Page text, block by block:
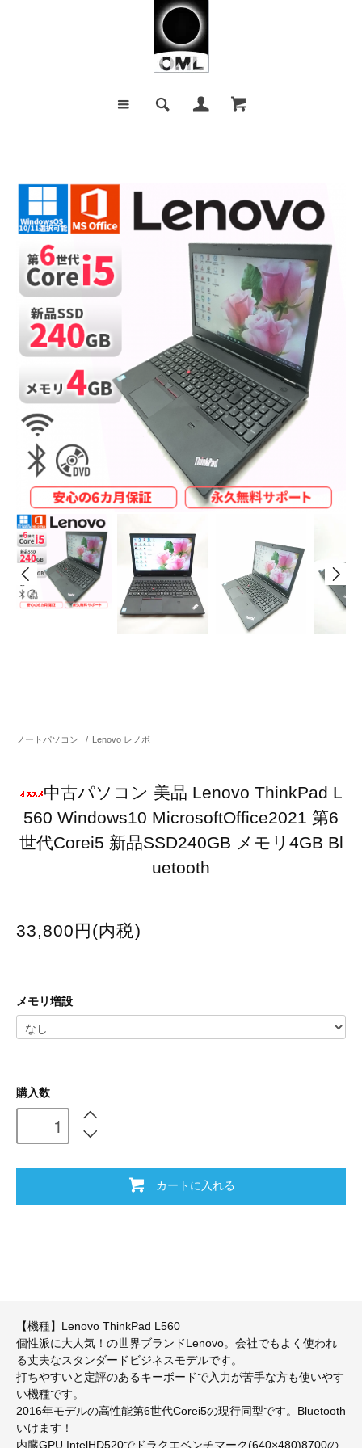
ノートパソコン / Lenovo レノボ
中古パソコン 美品 Lenovo ThinkPad L
560 Windows10 MicrosoftOffice2021 第6
世代Corei5 新品SSD240GB メモリ4GB Bl
uetooth
33,800円(内税)
メモリ増設
購入数
カートに入れる
【機種】Lenovo ThinkPad L560
個性派に大人気！の世界ブランドLenovo。会社でもよく使われ
る丈夫なスタンダードビジネスモデルです。
打ちやすいと定評のあるキーボードで入力が苦手な方も使いやす
い機種です。
2016年モデルの高性能第6世代Corei5の現行同型です。Bluetooth
いけます！
内臓GPU IntelHD520でドラクエベンチマーク(640×480)8700の